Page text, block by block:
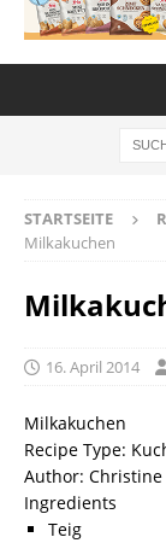
STARTSEITE
Milkakuchen
16. April 2014
Milkakuchen
Recipe Type:
Author:
Ingredients
Teig